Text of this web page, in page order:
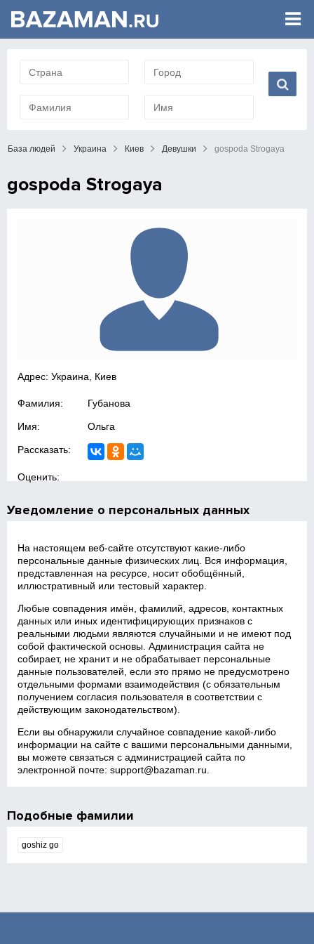
База людей Украина Киев Девушки gospoda Strogaya
gospoda Strogaya
Адрес: Украина, Киев
Фамилия: Губанова
Имя: Ольга
Рассказать:
Оценить:
Уведомление о персональных данных
На настоящем веб‑сайте отсутствуют какие‑либо
персональные данные физических лиц. Вся информация,
представленная на ресурсе, носит обобщённый,
иллюстративный или тестовый характер.
Любые совпадения имён, фамилий, адресов, контактных
данных или иных идентифицирующих признаков с
реальными людьми являются случайными и не имеют под
собой фактической основы. Администрация сайта не
собирает, не хранит и не обрабатывает персональные
данные пользователей, если это прямо не предусмотрено
отдельными формами взаимодействия (с обязательным
получением согласия пользователя в соответствии с
действующим законодательством).
Если вы обнаружили случайное совпадение какой‑либо
информации на сайте с вашими персональными данными,
вы можете связаться с администрацией сайта по
электронной почте:support@bazaman.ru
Подобные фамилии
goshiz go